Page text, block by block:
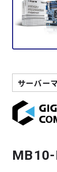
よく
事例
会社
サーバー